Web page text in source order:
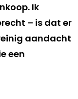
Ik
– is dat er
aandacht
een